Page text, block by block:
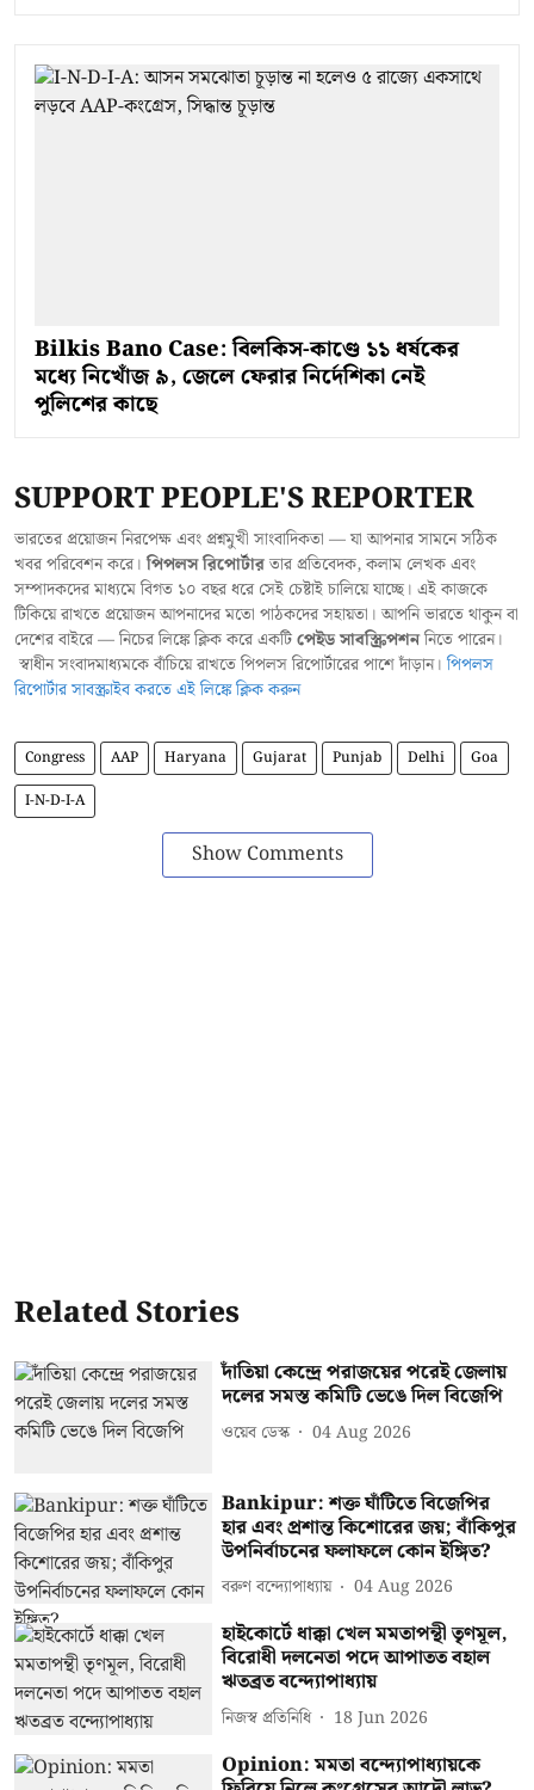
Bilkis Bano Case: বিলকিস-কাণ্ডে ১১ ধর্ষকের
মধ্যে নিখোঁজ ৯, জেলে ফেরার নির্দেশিকা নেই
পুলিশের কাছে
SUPPORT PEOPLE'S REPORTER
ভারতের প্রয়োজন নিরপেক্ষ এবং প্রশ্নমুখী সাংবাদিকতা — যা আপনার সামনে সঠিক
খবর পরিবেশন করে।পিপলস রিপোর্টারতার প্রতিবেদক, কলাম লেখক এবং
সম্পাদকদের মাধ্যমে বিগত ১০ বছর ধরে সেই চেষ্টাই চালিয়ে যাচ্ছে। এই কাজকে
টিকিয়ে রাখতে প্রয়োজন আপনাদের মতো পাঠকদের সহায়তা। আপনি ভারতে থাকুন বা
দেশের বাইরে — নিচের লিঙ্কে ক্লিক করে একটিপেইড সাবস্ক্রিপশননিতে পারেন।
স্বাধীন সংবাদমাধ্যমকে বাঁচিয়ে রাখতে পিপলস রিপোর্টারের পাশে দাঁড়ান।পিপলস
রিপোর্টার সাবস্ক্রাইব করতে এই লিঙ্কে ক্লিক করুন
Congress AAP Haryana Gujarat Punjab Delhi
Goa
I-N-D-I-A
Show Comments
Related Stories
দাঁতিয়া কেন্দ্রে পরাজয়ের পরেই জেলায়
দলের সমস্ত কমিটি ভেঙে দিল বিজেপি
ওয়েব ডেস্ক 04 Aug 2026
Bankipur: শক্ত ঘাঁটিতে বিজেপির
হার এবং প্রশান্ত কিশোরের জয়; বাঁকিপুর
উপনির্বাচনের ফলাফলে কোন ইঙ্গিত?
বরুণ বন্দ্যোপাধ্যায় 04 Aug 2026
হাইকোর্টে ধাক্কা খেল মমতাপন্থী তৃণমূল,
বিরোধী দলনেতা পদে আপাতত বহাল
ঋতব্রত বন্দ্যোপাধ্যায়
নিজস্ব প্রতিনিধি 18 Jun 2026
Opinion: মমতা বন্দ্যোপাধ্যায়কে